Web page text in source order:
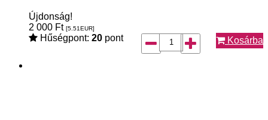
Újdonság!
2 000 Ft [5.51EUR]
Hűségpont: 20 pont Kosárba